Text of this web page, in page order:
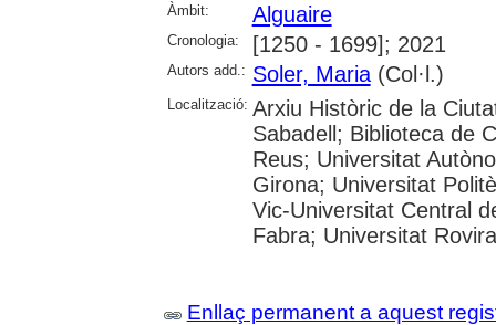
Àmbit: Alguaire
Cronologia: [1250 - 1699]; 2021
Autors add.: Soler, Maria(Col·l.)
Localització: Arxiu Històric de la
Sabadell; Biblioteca de
Reus; Universitat
Girona; Universitat
Vic-Universitat Central
Fabra; Universitat
Enllaç permanent a aquest